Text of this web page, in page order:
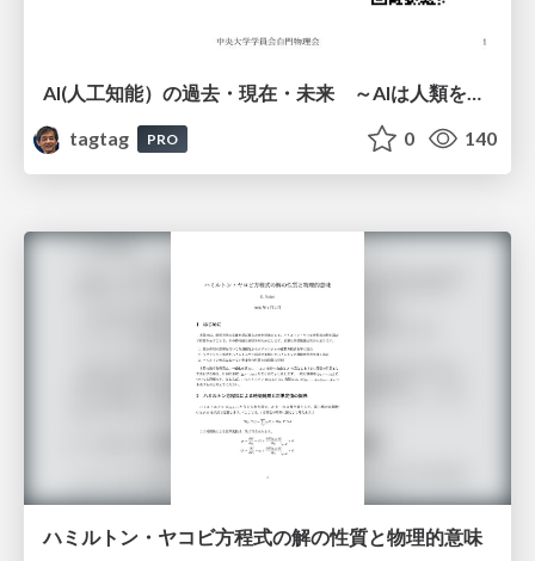
tagtag
PRO 0 140
ハミルトン・ヤコビ方程式の解の性質と物理的意味